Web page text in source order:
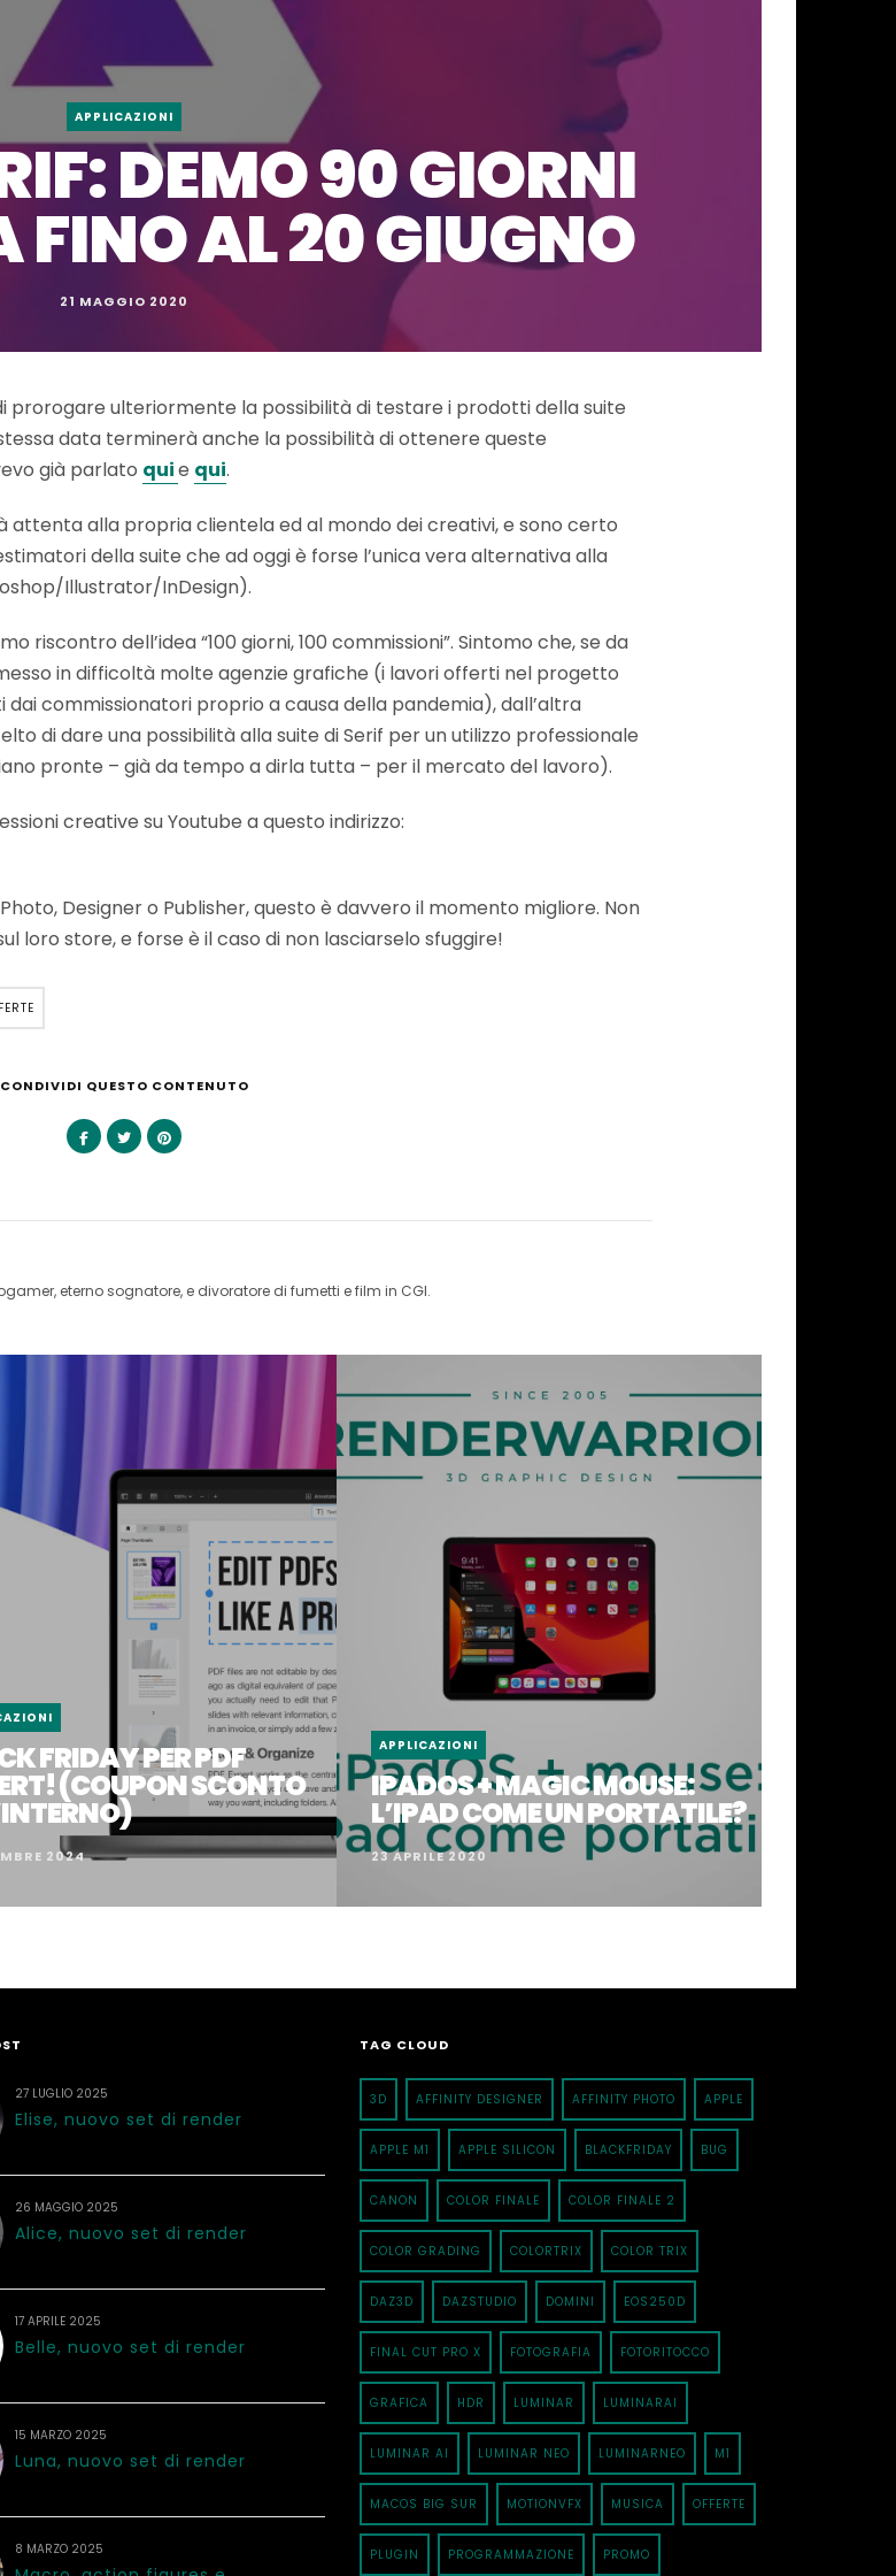
APPLICAZIONI
DEMO 90 GIORNI
FINO AL 20 GIUGNO
21 MAGGIO 2020
prorogare ulteriormente la possibilità di testare i prodotti della suite
data terminerà anche la possibilità di ottenere queste
già parlato quie qui.
attenta alla propria clientela ed al mondo dei creativi, e sono certo
della suite che ad oggi è forse l’unica vera alternativa alla
Illustrator/InDesign).
riscontro dell’idea “100 giorni, 100 commissioni”. Sintomo che, se da
in difficoltà molte agenzie grafiche (i lavori offerti nel progetto
commissionatori proprio a causa della pandemia), dall’altra
di dare una possibilità alla suite di Serif per un utilizzo professionale
pronte – già da tempo a dirla tutta – per il mercato del lavoro).
creative su Youtube a questo indirizzo:
Designer o Publisher, questo è davvero il momento migliore. Non
loro store, e forse è il caso di non lasciarselo sfuggire!
CONDIVIDI QUESTO CONTENUTO
eterno sognatore, e divoratore di fumetti e film in CGI.
FRIDAY PER PDF
(COUPON SCONTO
2024
APPLICAZIONI
IPADOS + MAGIC MOUSE:
L’IPAD COME UN PORTATILE?
23 APRILE 2020
27 LUGLIO 2025
Elise, nuovo set di render
26 MAGGIO 2025
Alice, nuovo set di render
17 APRILE 2025
Belle, nuovo set di render
15 MARZO 2025
Luna, nuovo set di render
8 MARZO 2025
TAG CLOUD
3D AFFINITY DESIGNER AFFINITY PHOTO APPLE
APPLE M1 APPLE SILICON BLACKFRIDAY BUG
CANON COLOR FINALE COLOR FINALE 2
COLOR GRADING COLORTRIX COLOR TRIX
DAZ3D DAZSTUDIO DOMINI EOS250D
FINAL CUT PRO X FOTOGRAFIA FOTORITOCCO
GRAFICA HDR LUMINAR LUMINARAI
LUMINAR AI LUMINAR NEO LUMINARNEO M1
MACOS BIG SUR MOTIONVFX MUSICA OFFERTE
PLUGIN PROGRAMMAZIONE PROMO